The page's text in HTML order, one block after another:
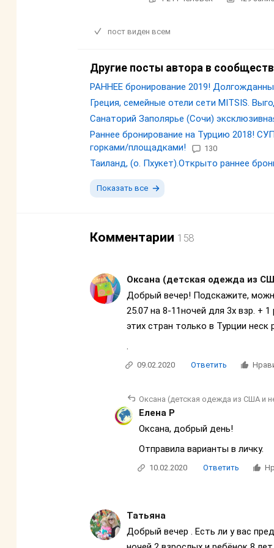
пост виден всем
Другие посты автора в
РАННЕЕ бронирование 2019!
Греция, семейные отели сети MITSIS.
Санаторий Заполярье (Сочи)
Раннее бронирование на Турцию 2018!
горками/площадками!
130
Таиланд, (о. Пхукет).Открыто раннее
Показать все
Комментарии 158
Оксана (детская одежда из
Добрый вечер! Подскажите,
25.07 на 8-11ночей для 3х взр. +
этих стран только в Турции
.
09.02.2020 Ответить
Оксана (детская одежда из США и
Елена Р
Оксана, добрый день!
Отправила варианты в личку.
10.02.2020 Ответить
Татьяна
Добрый вечер . Есть ли у вас